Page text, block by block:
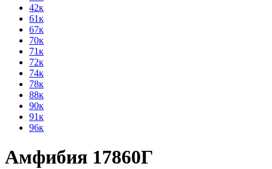
42к
61к
67к
70к
71к
72к
74к
78к
88к
90к
91к
96к
Амфибия 17860Г